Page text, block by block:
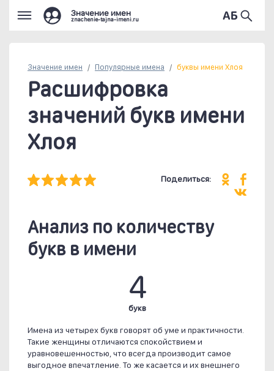
Значение имен
znachenie-tajna-imeni.ru
Значение имен Популярные имена буквы имени Хлоя
Расшифровка
значений букв имени
Хлоя
Поделиться:
Анализ по количеству
букв в имени
4
букв
Имена из четырех букв говорят об уме и практичности.
Такие женщины отличаются спокойствием и
уравновешенностью, что всегда производит самое
выгодное впечатление. То же касается и их внешнего